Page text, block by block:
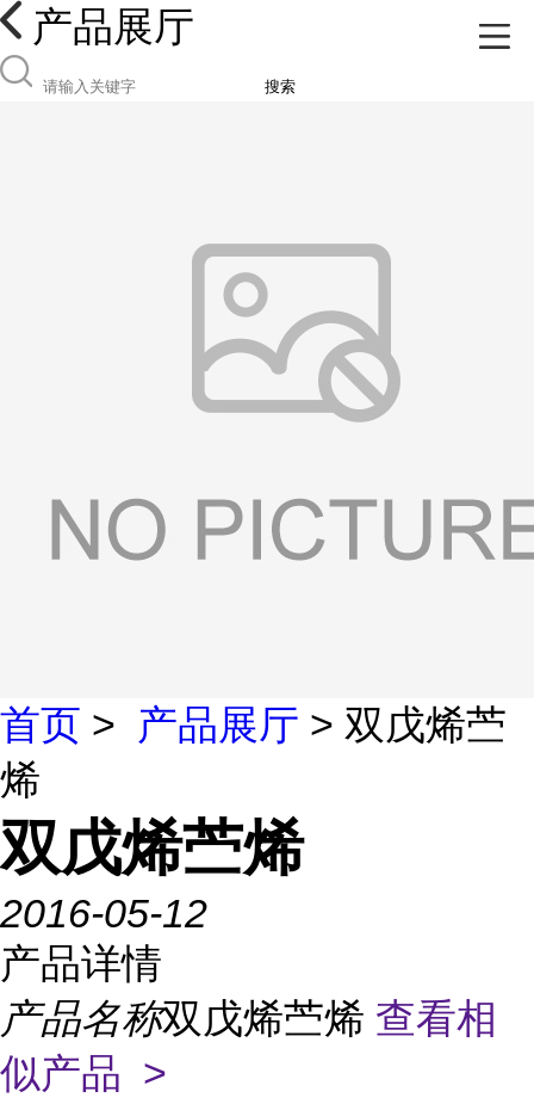
产品展厅
搜索
首页 > 产品展厅 > 双戊烯苎
烯
双戊烯苎烯
2016-05-12
产品详情
产品名称双戊烯苎烯 查看相
似产品 >